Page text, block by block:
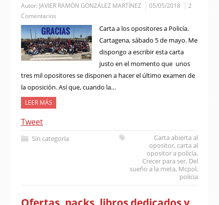
Autor: JAVIER RAMÓN GONZÁLEZ MARTÍNEZ 05/05/2018
2
Comentarios
Carta a los opositores a Policía.
Cartagena, sábado 5 de mayo. Me
dispongo a escribir esta carta
justo en el momento que unos
tres mil opositores se disponen a hacer el último examen de
la oposición. Así que, cuando la…
LEER MÁS
Tweet
Sin categoría
Carta abierta al
opositor,carta al
opositor a policía,
Crecer para ser, Del
sueño a la meta, Mcpol,
policia